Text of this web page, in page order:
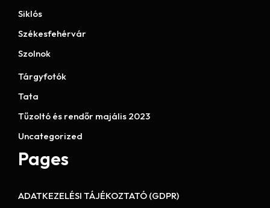
Siklós
Székesfehérvár
Szolnok
Tárgyfotók
Tata
Tűzoltó és rendőr majális 2023
Uncategorized
Pages
ADATKEZELÉSI TÁJÉKOZTATÓ (GDPR)